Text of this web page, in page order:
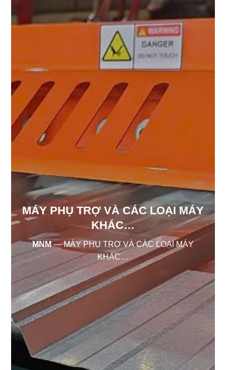
MÁY PHỤ TRỢ VÀ CÁC LOẠI MÁY
KHÁC…
MNM—MÁY PHỤ TRỢ VÀ CÁC LOẠI MÁY
KHÁC…